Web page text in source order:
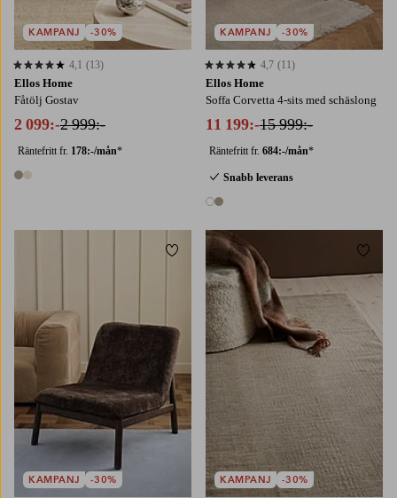
Ellos Home
Fåtölj Gostav
2 099:-2 999:-
Räntefritt fr. 178:-/mån*
2 färger
4,1 baserat på 13 st betyg
4,1 (13)
KAMPANJ -30%
Ellos Home
Soffa Corvetta 4-sits med schäslong
11 199:-15 999:-
Räntefritt fr. 684:-/mån*
Snabb leverans
2 färger
4,7 baserat på 11 st betyg
4,7 (11)
KAMPANJ -30%
KAMPANJ -30%
Lägg till i favoriter
KAMPANJ -30%
70X150 70X250140X200
200X300